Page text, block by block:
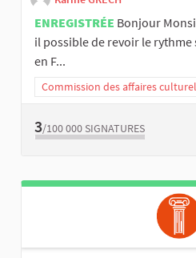
ENREGISTRÉE Bonjour
il possible de revoir le rythme
en F...
Commission des affaires
3/100 000 SIGNATURES